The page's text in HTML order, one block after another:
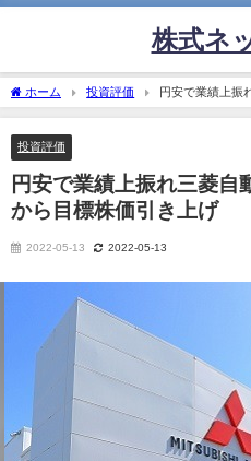
株式ネ
ホーム 投資評価
円安で業績上振
株価引き上げ
投資評価
円安で業績上振れ三菱自
から目標株価引き上げ
2022-05-13 2022-05-13